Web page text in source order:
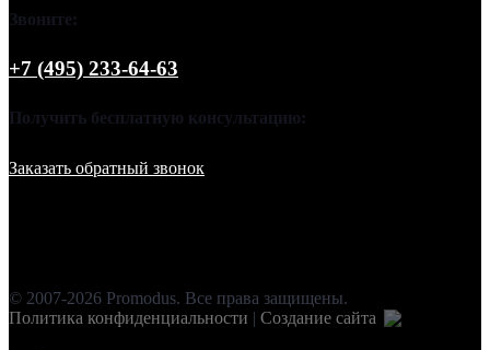
Звоните:
+7 (495) 233-64-63
Получить бесплатную консультацию:
Заказать обратный звонок
© 2007-2026 Promodus. Все права защищены.
Политика конфиденциальности | Создание сайта